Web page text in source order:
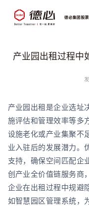
产业园出租过程中
产业园出租是企业选址
施评估和管理效率等多
设施老化或产业集聚不
业入驻后的发展潜力。
支持，确保空间匹配企
创产业全价值链服务商
企业在出租过程中规避
如智慧园区管理系统，